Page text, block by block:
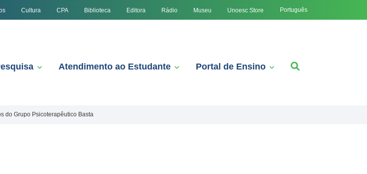
Cultura CPA Biblioteca Editora Rádio Museu Unoesc Store Português
Atendimento ao Estudante Portal de Ensino
do Grupo Psicoterapêutico Basta